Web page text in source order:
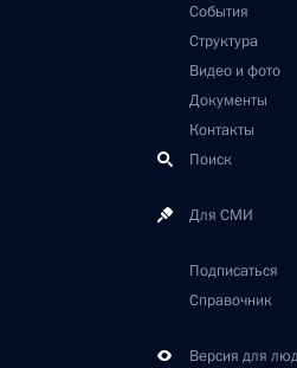
События
Структура
Видео и фото
Документы
Контакты
Поиск
Для СМИ
Подписаться
Справочник
Версия для